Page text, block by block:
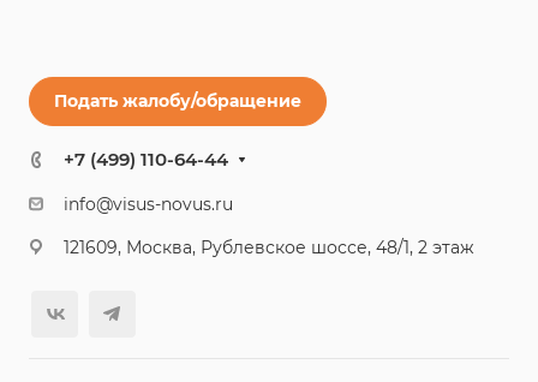
Подать жалобу/обращение
+7 (499) 110-64-44
info@visus-novus.ru
121609, Москва, Рублевское шоссе, 48/1, 2 этаж